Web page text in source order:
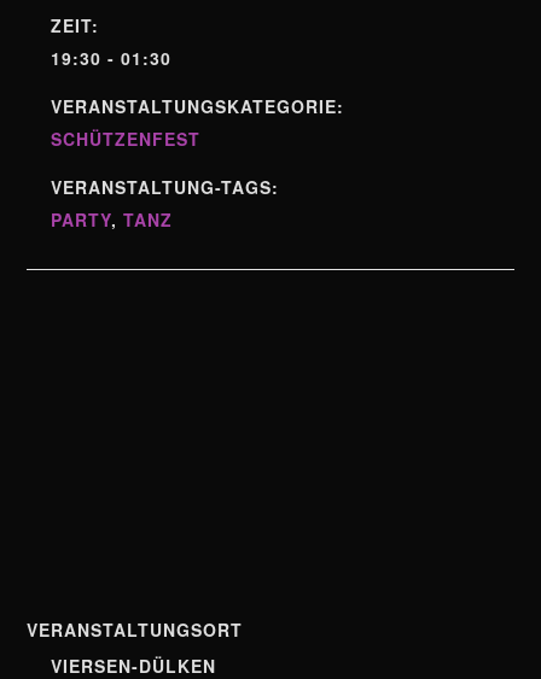
ZEIT:
19:30 - 01:30
VERANSTALTUNGSKATEGORIE:
SCHÜTZENFEST
VERANSTALTUNG-TAGS:
PARTY,TANZ
VERANSTALTUNGSORT
VIERSEN-DÜLKEN